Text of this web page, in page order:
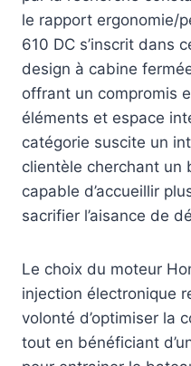
le rapport ergonomie/
610 DC s’inscrit dans
design à cabine
offrant un compromis
éléments et espace
catégorie suscite un
clientèle cherchant un
capable d’accueillir
sacrifier l’aisance de
Le choix du moteur
injection électronique
volonté d’optimiser la
tout en bénéficiant